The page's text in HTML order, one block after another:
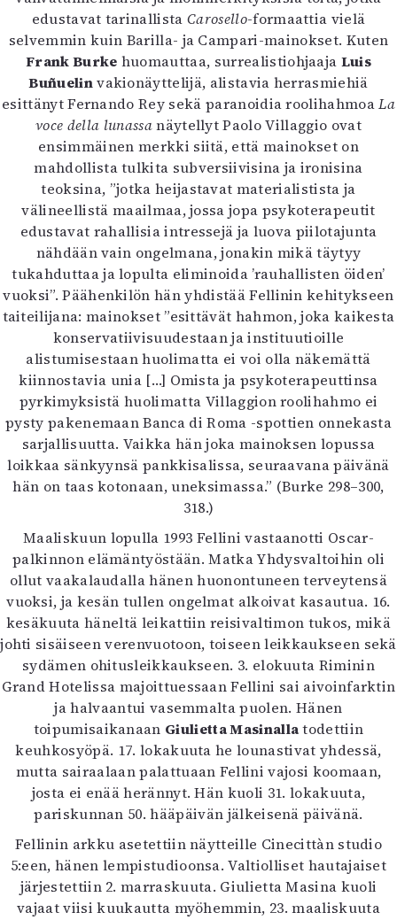
edustavat tarinallistaCarosello-formaattia vielä
selvemmin kuin Barilla- ja Campari-mainokset. Kuten
Frank Burke huomauttaa, surrealistiohjaaja Luis
Buñuelinvakionäyttelijä, alistavia herrasmiehiä
esittänyt Fernando Rey sekä paranoidia roolihahmoaLa
voce della lunassanäytellyt Paolo Villaggio ovat
ensimmäinen merkki siitä, että mainokset on
mahdollista tulkita subversiivisina ja ironisina
teoksina, ”jotka heijastavat materialistista ja
välineellistä maailmaa, jossa jopa psykoterapeutit
edustavat rahallisia intressejä ja luova piilotajunta
nähdään vain ongelmana, jonakin mikä täytyy
tukahduttaa ja lopulta eliminoida ’rauhallisten öiden’
vuoksi”. Päähenkilön hän yhdistää Fellinin kehitykseen
taiteilijana: mainokset ”esittävät hahmon, joka kaikesta
konservatiivisuudestaan ja instituutioille
alistumisestaan huolimatta ei voi olla näkemättä
kiinnostavia unia […] Omista ja psykoterapeuttinsa
pyrkimyksistä huolimatta Villaggion roolihahmo ei
pysty pakenemaan Banca di Roma -spottien onnekasta
sarjallisuutta. Vaikka hän joka mainoksen lopussa
loikkaa sänkyynsä pankkisalissa, seuraavana päivänä
hän on taas kotonaan, uneksimassa.” (Burke 298–300,
318.)
Maaliskuun lopulla 1993 Fellini vastaanotti Oscar-
palkinnon elämäntyöstään. Matka Yhdysvaltoihin oli
ollut vaakalaudalla hänen huonontuneen terveytensä
vuoksi, ja kesän tullen ongelmat alkoivat kasautua. 16.
kesäkuuta häneltä leikattiin reisivaltimon tukos, mikä
johti sisäiseen verenvuotoon, toiseen leikkaukseen sekä
sydämen ohitusleikkaukseen. 3. elokuuta Riminin
Grand Hotelissa majoittuessaan Fellini sai aivoinfarktin
ja halvaantui vasemmalta puolen. Hänen
toipumisaikanaan Giulietta Masinallatodettiin
keuhkosyöpä. 17. lokakuuta he lounastivat yhdessä,
mutta sairaalaan palattuaan Fellini vajosi koomaan,
josta ei enää herännyt. Hän kuoli 31. lokakuuta,
pariskunnan 50. hääpäivän jälkeisenä päivänä.
Fellinin arkku asetettiin näytteille Cinecittàn studio
5:een, hänen lempistudioonsa. Valtiolliset hautajaiset
järjestettiin 2. marraskuuta. Giulietta Masina kuoli
vajaat viisi kuukautta myöhemmin, 23. maaliskuuta